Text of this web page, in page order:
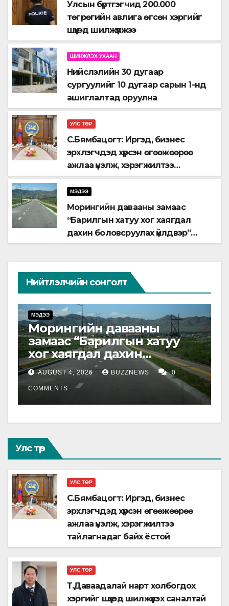
Улсын бүртгэгчид 200.000
төгрөгийн авлига өгсөн хэргийг
шүүхэд шилжүүлжээ
ШИНЖЛЭХ УХААН
Нийслэлийн 30 дугаар
сургуулийг 10 дугаар сарын 1-нд
ашиглалтад оруулна
УЛС ТӨР
С.Бямбацогт: Иргэд, бизнес
эрхлэгчдэд хүрсэн өгөөжөөрөө
ажлаа үнэлж, хэрэгжилтээ
тайлагнадаг байх ёстой
МЭДЭЭ
Морингийн давааны замаас
“Барилгын хатуу хог хаягдал
дахин боловсруулах үйлдвэр”
хүртэлх 1.5 км урт авто зам
Нийтлэлчийн сонголт
МЭДЭЭ
Морингийн давааны
замаас “Барилгын хатуу
хог хаягдал дахин
боловсруулах үйлдвэр”
хүртэлх 1.5 км урт авто зам
ашиглалтад орлоо
AUGUST 4, 2026 BUZZNEWS 0
COMMENTS
Улс төр
УЛС ТӨР
С.Бямбацогт: Иргэд, бизнес
эрхлэгчдэд хүрсэн өгөөжөөрөө
ажлаа үнэлж, хэрэгжилтээ
тайлагнадаг байх ёстой
УЛС ТӨР
Т.Даваадалай нарт холбогдох
хэргийг шүүхэд шилжүүлэх саналтай